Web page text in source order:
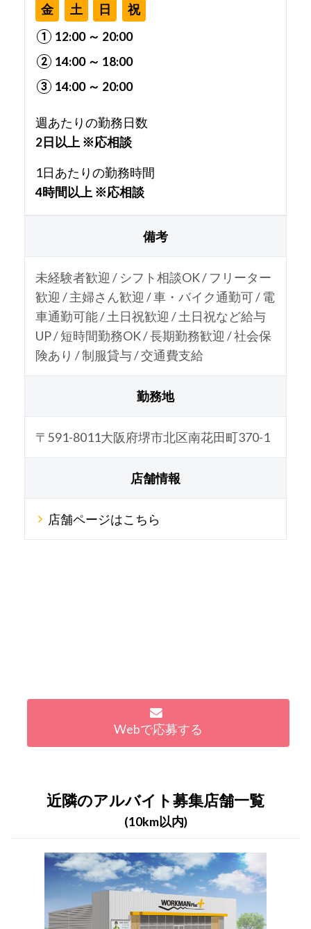
金 土 日
祝
12:00 ～ 20:00
14:00 ～ 18:00
14:00 ～ 20:00
週あたりの勤務日数
2日以上 ※応相談
1日あたりの勤務時間
4時間以上 ※応相談
備考
未経験者歓迎 / シフト相談OK / フリーター
歓迎 / 主婦さん歓迎 / 車・バイク通勤可 / 電
車通勤可能 / 土日祝歓迎 / 土日祝など給与
UP / 短時間勤務OK / 長期勤務歓迎 / 社会保
険あり / 制服貸与 / 交通費支給
勤務地
〒591-8011大阪府堺市北区南花田町370-1
店舗情報
店舗ページはこちら
Webで応募する
近隣のアルバイト募集店舗一覧
(10km以内)